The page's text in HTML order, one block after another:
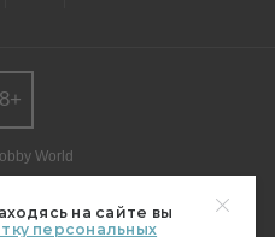
на сайте вы
персональных
World
с мнением редакции.